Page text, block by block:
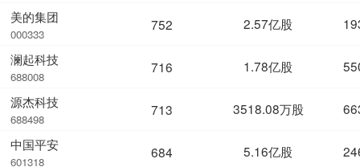
美的集团
000333
澜起科技
688008
源杰科技
688498
中国平安
601318
752 2.57亿股
716 1.78亿股
713 3518.08万股
684 5.16亿股